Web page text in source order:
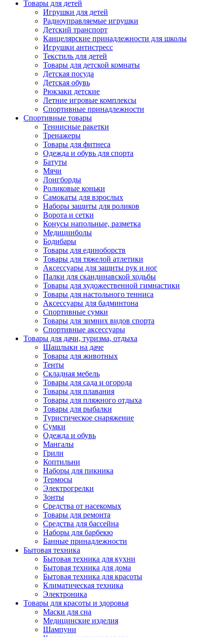
Товары для детей
Игрушки для детей
Радиоуправляемые игрушки
Детский транспорт
Канцелярские принадлежности для школы
Игрушки антистресс
Текстиль для детей
Товары для детской комнаты
Детская посуда
Детская обувь
Рюкзаки детские
Летние игровые комплексы
Спортивные принадлежности
Спортивные товары
Теннисные ракетки
Тренажеры
Товары для фитнеса
Одежда и обувь для спорта
Батуты
Мячи
Лонгборды
Роликовые коньки
Самокаты для взрослых
Наборы защиты для роликов
Ворота и сетки
Конусы напольные, разметка
Медицинболы
Бодибары
Товары для единоборств
Товары для тяжелой атлетики
Аксессуары для защиты рук и ног
Палки для скандинавской ходьбы
Товары для художественной гимнастики
Товары для настольного тенниса
Аксессуары для бадминтона
Спортивные сумки
Товары для зимних видов спорта
Спортивные аксессуары
Товары для дачи, туризма, отдыха
Шашлыки на даче
Товары для животных
Тенты
Складная мебель
Товары для сада и огорода
Товары для плавания
Товары для пляжного отдыха
Товары для рыбалки
Туристическое снаряжение
Сумки
Одежда и обувь
Мангалы
Грили
Коптильни
Наборы для пикника
Термосы
Электрогрелки
Зонты
Средства от насекомых
Товары для ремонта
Средства для бассейна
Наборы для барбекю
Банные принадлежности
Бытовая техника
Бытовая техника для кухни
Бытовая техника для дома
Бытовая техника для красоты
Климатическая техника
Электроника
Товары для красоты и здоровья
Маски для сна
Медицинские изделия
Шампуни